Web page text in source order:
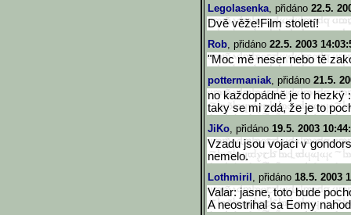
Legolasenka, přidáno 22.5.
Dvě věže!Film století!
Rob, přidáno 22.5. 2003
"Moc mě neser nebo tě
pottermaniak, přidáno 21.5.
no každopádně je to hezký
taky se mi zdá, že je to
JiKo, přidáno 19.5. 2003
Vzadu jsou vojaci v
nemelo.
Lothmiril , přidáno 18.5. 2003
Valar: jasne, toto bude
A neostrihal sa Eomy